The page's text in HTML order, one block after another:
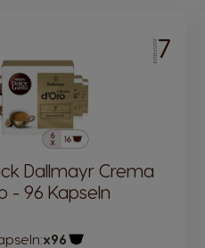
INTENSITÄT7
Dallmayr Crema
- 96 Kapseln
x96